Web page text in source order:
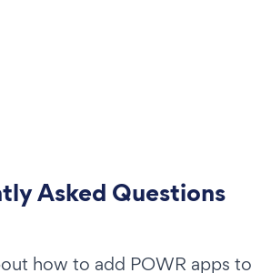
Asked Questions
how to add POWR apps to